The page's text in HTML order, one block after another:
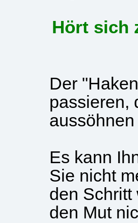
Hört sich
Der
passieren,
Es kann
Sie nicht
den Schritt
den Mut